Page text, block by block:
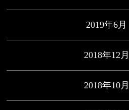
2019年6月
2018年12月
2018年10月